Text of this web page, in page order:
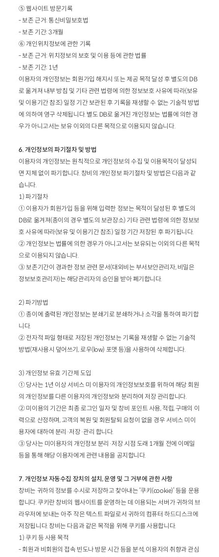
⑤ 웹사이트 방문기록
- 보존 근거: 통신비밀보호법
- 보존 기간: 3개월
⑥ 개인위치정보에 관한 기록
- 보존 근거: 위치정보의 보호 및 이용 등에 관한 법률
- 보존 기간: 1년
이용자의 개인정보는 회원가입 해지시 또는 제공 목적 달성 후 별도의 DB
로 옮겨져 내부 방침 및 기타 관련 법령에 의한 정보보호 사유에 따라(보유
및 이용기간 참조) 일정 기간 보관된 후 기록을 재생할 수 없는 기술적 방법
에 의하여 영구 삭제됩니다. 별도 DB로 옮겨진 개인정보는 법률에 의한 경
우가 아니고서는 보유 이외의 다른 목적으로 이용되지 않습니다.
6. 개인정보의 파기절차 및 방법
이용자의 개인정보는 원칙적으로 개인정보의 수집 및 이용목적이 달성되
면 지체 없이 파기합니다. 창비의 개인정보 파기절차 및 방법은 다음과 같
습니다.
1) 파기절차
① 이용자가 회원가입 등을 위해 입력한 정보는 목적이 달성된 후 별도의
DB로 옮겨져(종이의 경우 별도의 보관장소) 기타 관련 법령에 의한 정보보
호 사유에 따라(보유 및 이용기간 참조) 일정 기간 저장된 후 파기됩니다.
② 개인정보는 법률에 의한 경우가 아니고서는 보유되는 이외의 다른 목적
으로 이용되지 않습니다.
③ 보존기간이 경과한 정보 관련 문서(대외비는 부서보안관리자, 비밀은
정보보호관리자)는 해당관리자의 승인을 받아 폐기합니다.
2) 파기방법
① 종이에 출력된 개인정보는 분쇄기로 분쇄하거나 소각을 통하여 파기합
니다.
② 전자적 파일 형태로 저장된 개인정보는 기록을 재생할 수 없는 기술적
방법(재사용시 덮어쓰기, 로우(low) 포맷 등)을 사용하여 삭제합니다.
3) 개인정보 유효 기간제 도입
① 당사는 1년 이상 서비스 미 이용자의 개인정보보호를 위하여 해당 회원
의 개인정보를 다른 이용자의 개인정보와 분리하여 저장 관리합니다.
② 미이용의 기간은 최종 로그인 일자 및 창비 포인트 사용, 적립, 구매의 이
력으로 산정하며, 고객의 복원 및 회원탈퇴 요청이 없을 경우 서비스 미이
용자에 대하여 분리·저장·관리 합니다.
③ 당사는 미이용자의 개인정보 분리·저장 시점 도래 1개월 전에 이메일
등을 통해 해당 이용자에게 관련 내용을 공지합니다.
7. 개인정보 자동수집 장치의 설치, 운영 및 그 거부에 관한 사항
창비는 귀하의 정보를 수시로 저장하고 찾아내는 ‘쿠키(cookie)’ 등을 운용
합니다. 쿠키란 창비의 웹사이트를 운영하는 데 이용되는 서버가 귀하의 브
라우저에 보내는 아주 작은 텍스트 파일로서 귀하의 컴퓨터 하드디스크에
저장됩니다. 창비는 다음과 같은 목적을 위해 쿠키를 사용합니다.
1) 쿠키 등 사용 목적
- 회원과 비회원의 접속 빈도나 방문 시간 등을 분석, 이용자의 취향과 관심